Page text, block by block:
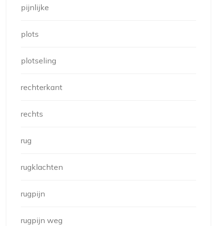
pijnlijke
plots
plotseling
rechterkant
rechts
rug
rugklachten
rugpijn
rugpijn weg